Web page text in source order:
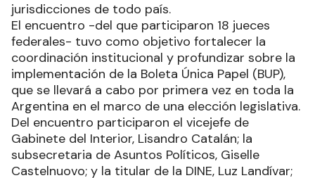
jurisdicciones de todo país.
El encuentro -del que participaron 18 jueces
federales- tuvo como objetivo fortalecer la
coordinación institucional y profundizar sobre la
implementación de la Boleta Única Papel (BUP),
que se llevará a cabo por primera vez en toda la
Argentina en el marco de una elección legislativa.
Del encuentro participaron el vicejefe de
Gabinete del Interior, Lisandro Catalán; la
subsecretaria de Asuntos Políticos, Giselle
Castelnuovo; y la titular de la DINE, Luz Landívar;